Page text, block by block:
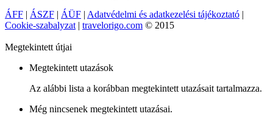
ÁFF | ÁSZF | ÁÜF | Adatvédelmi és adatkezelési tájékoztató |
Cookie-szabalyzat | travelorigo.com © 2015
Megtekintett útjai
Megtekintett utazások
Az alábbi lista a korábban megtekintett utazásait tartalmazza.
Még nincsenek megtekintett utazásai.